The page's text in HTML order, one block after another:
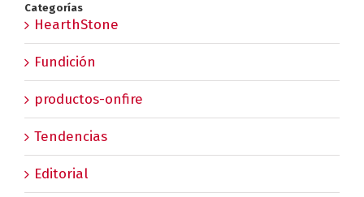
Categorías
HearthStone
Fundición
productos-onfire
Tendencias
Editorial